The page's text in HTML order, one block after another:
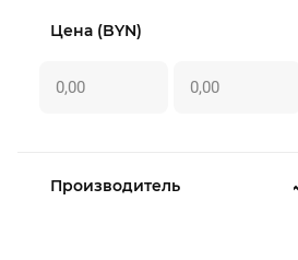
Цена (BYN)
Производитель